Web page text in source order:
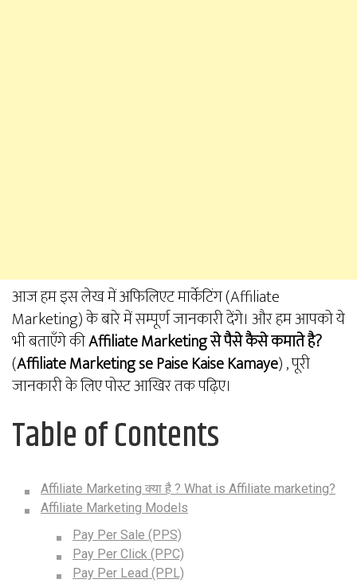
आज हम इस लेख में अफिलिएट मार्केटिंग (Affiliate
Marketing) के बारे में सम्पूर्ण जानकारी देंगे। और हम आपको ये
भी बताएँगे कीAffiliate Marketing से पैसे कैसे कमाते है?
(Affiliate Marketing se Paise Kaise Kamaye) , पूरी
जानकारी के लिए पोस्ट आखिर तक पढ़िए।
Table of Contents
Affiliate Marketing क्या है ? What is Affiliate marketing?
Affiliate Marketing Models
Pay Per Sale (PPS)
Pay Per Click (PPC)
Pay Per Lead (PPL)